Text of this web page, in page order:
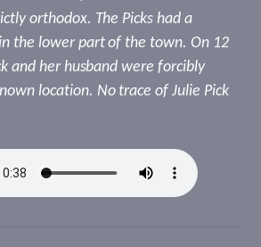
orthodox. The Picks had a
the lower part of the town. On 12
and her husband were forcibly
location. No trace of Julie Pick